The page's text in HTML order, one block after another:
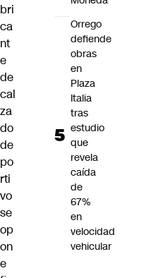
bri
ca
nt
e
de
cal
za
do
de
po
rti
vo
se
op
on
e
Orrego
defiende
obras
en
Plaza
Italia
tras
estudio
que
revela
caída
de
67%
en
velocidad
vehicular